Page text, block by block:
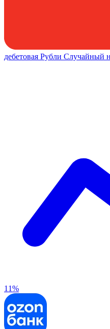
дебетовая Рубли Случайный
11%